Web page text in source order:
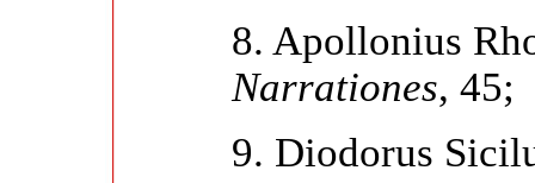
8. Apollonius
Narrationes, 45;
9. Diodorus